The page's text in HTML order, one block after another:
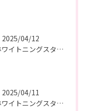
2025/04/12
ホワイトニングスタッフ日記
2025/04/11
ホワイトニングスタッフ日記